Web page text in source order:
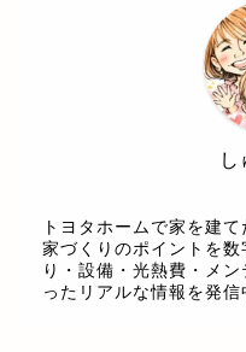
し
トヨタホームで家を建
家づくりのポイントを
り・設備・光熱費・メ
ったリアルな情報を発信